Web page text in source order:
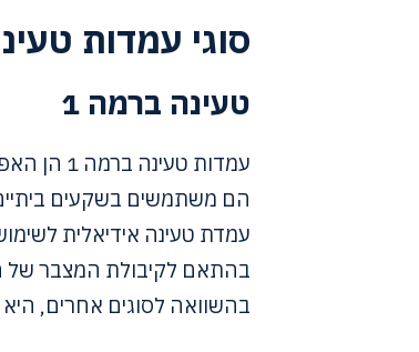
סוגי עמדות
טעינה ברמה 1
עמדות
בהשוואה לסוגים אחרים,